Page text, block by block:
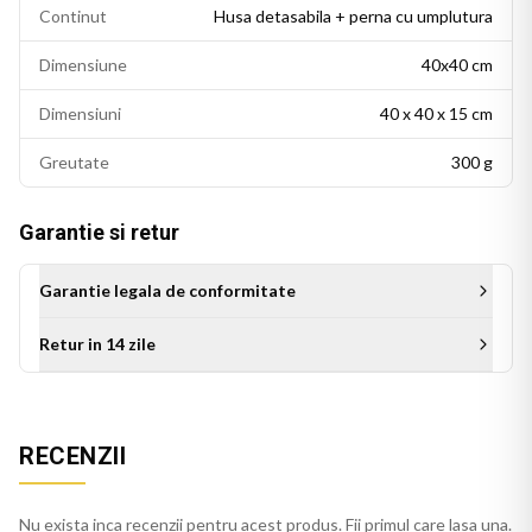
Este potrivita si ca idee de cadou pentru persoanele cu un
Continut Husa detasabila + perna cu umplutura
Dimensiune 40x40 cm
Dimensiuni 40 x 40 x 15 cm
Greutate 300 g
Garantie si retur
Garantie legala de conformitate
Retur in 14 zile
RECENZII
Nu exista inca recenzii pentru acest produs. Fii primul care lasa una.